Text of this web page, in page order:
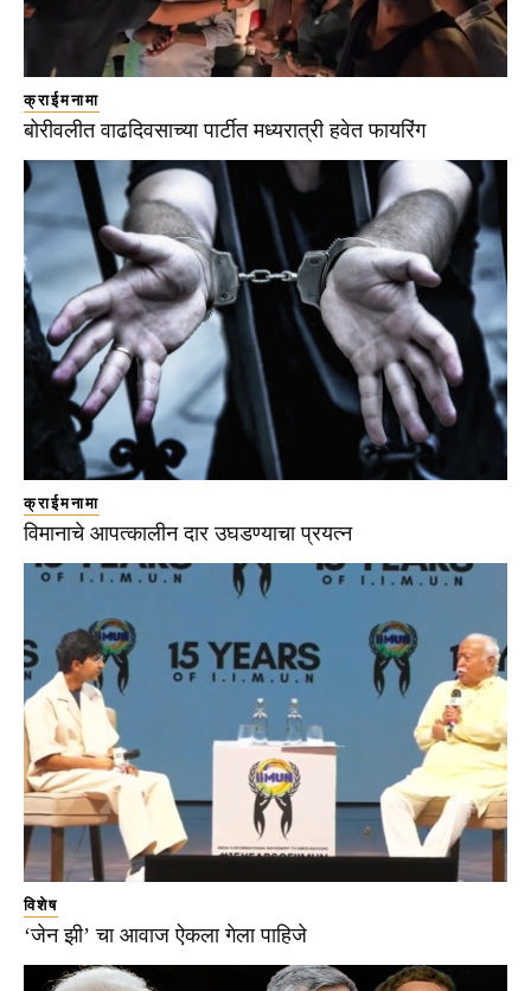
क्राईमनामा
बोरीवलीत वाढदिवसाच्या पार्टीत मध्यरात्री हवेत फायरिंग
क्राईमनामा
विमानाचे आपत्कालीन दार उघडण्याचा प्रयत्न
विशेष
‘जेन झी’ चा आवाज ऐकला गेला पाहिजे